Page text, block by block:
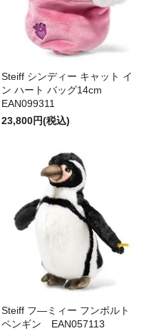
Steiff シンディー キャット イ
ン ハート バッグ14cm
EAN099311
23,800円(税込)
Steiff フ―ミィー フンボルト
ペンギン EAN057113